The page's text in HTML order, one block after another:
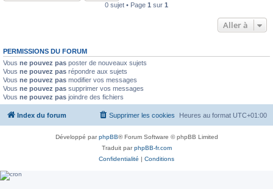
0 sujet • Page 1 sur 1
Aller à
PERMISSIONS DU FORUM
Vous ne pouvez pas poster de nouveaux sujets
Vous ne pouvez pas répondre aux sujets
Vous ne pouvez pas modifier vos messages
Vous ne pouvez pas supprimer vos messages
Vous ne pouvez pas joindre des fichiers
Index du forum Heures au format UTC+01:00
Supprimer les cookies
Développé parphpBB® Forum Software © phpBB Limited
Traduit parphpBB-fr.com
Confidentialité | Conditions